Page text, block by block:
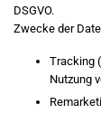
DSGVO.
Zwecke der
Tracking
Nutzung